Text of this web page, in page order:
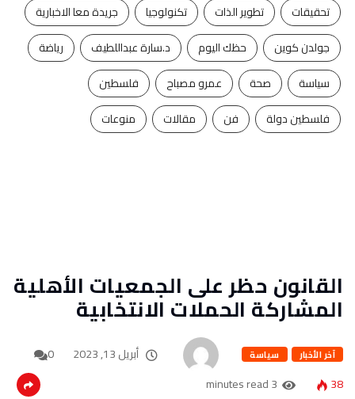
تحقيقات
تطوير الذات تكنولوجيا
جريدة معا الاخبارية
جولدن كوين
حظك اليوم د.سارة عبداللطيف
رياضة
سياسة
صحة عمرو مصباح
فلسطين
فلسطين دولة
فن مقالات منوعات
المشاركة الحملات الانتخابية
آخر الأخبار سياسة أبريل 13, 2023
38
3 minutes read